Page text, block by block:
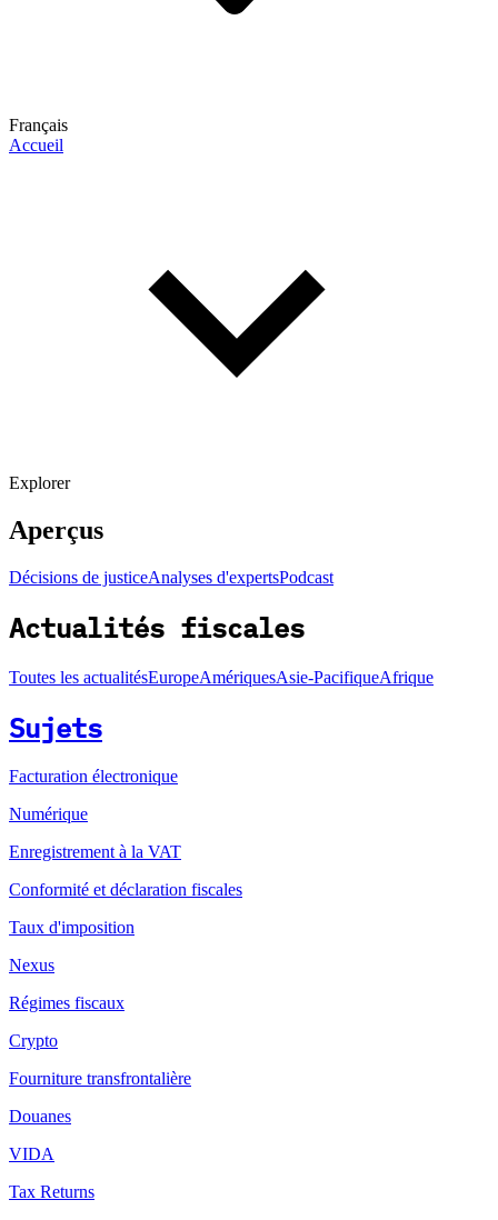
Français
Accueil
Explorer
Aperçus
Décisions de justiceAnalyses d'expertsPodcast
Actualités fiscales
Toutes les actualitésEuropeAmériquesAsie-PacifiqueAfrique
Sujets
Facturation électronique
Numérique
Enregistrement à la VAT
Conformité et déclaration fiscales
Taux d'imposition
Nexus
Régimes fiscaux
Crypto
Fourniture transfrontalière
Douanes
VIDA
Tax Returns